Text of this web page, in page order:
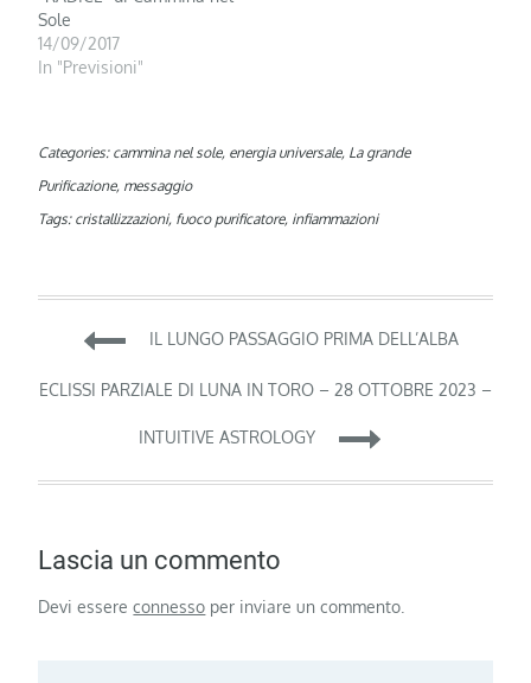
Sole
14/09/2017
In "Previsioni"
Categories: cammina nel sole, energia universale, La grande
Purificazione, messaggio
Tags: cristallizzazioni, fuoco purificatore, infiammazioni
Navigazione
articoli
IL LUNGO PASSAGGIO PRIMA DELL’ALBA
ECLISSI PARZIALE DI LUNA IN TORO – 28 OTTOBRE 2023 –
INTUITIVE ASTROLOGY
Lascia un commento
Devi essereconnesso per inviare un commento.